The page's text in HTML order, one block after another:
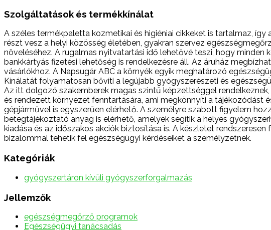
Szolgáltatások és termékkínálat
A széles termékpaletta kozmetikai és higiéniai cikkeket is tartalmaz,
részt vesz a helyi közösség életében, gyakran szervez
növeléséhez. A rugalmas nyitvatartási idő lehetővé teszi, hogy
bankkártyás fizetési lehetőség is rendelkezésre áll. Az áruház
vásárlókhoz. A Napsugár ABC a környék egyik meghatározó
Kínálatát folyamatosan bővíti a legújabb gyógyszerészeti és
Az itt dolgozó szakemberek magas szintű képzettséggel
és rendezett környezet fenntartására, ami megkönnyíti a
gépjárművel is egyszerűen elérhető. A személyre szabott figyelem
betegtájékoztató anyag is elérhető, amelyek segítik a helyes
kiadása és az időszakos akciók biztosítása is. A készletet
bizalommal tehetik fel egészségügyi kérdéseiket a személyzetnek.
Kategóriák
gyógyszertáron kívüli gyógyszerforgalmazás
Jellemzők
egészségmegőrző programok
Egészségügyi tanácsadás